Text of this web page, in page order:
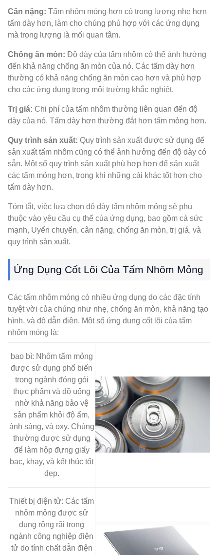
Cân nặng: Tấm nhôm mỏng hơn có trọng lượng nhẹ hơn
tấm dày hơn, làm cho chúng phù hợp với các ứng dụng
mà trọng lượng là mối quan tâm.
Chống ăn mòn: Độ dày của tấm nhôm có thể ảnh hưởng
đến khả năng chống ăn mòn của nó. Các tấm dày hơn
thường có khả năng chống ăn mòn cao hơn và phù hợp
cho các ứng dụng trong môi trường khắc nghiệt.
Trị giá: Chi phí của tấm nhôm thường liên quan đến độ
dày của nó. Tấm dày hơn thường đắt hơn tấm mỏng hơn.
Quy trình sản xuất: Quy trình sản xuất được sử dụng để
sản xuất tấm nhôm cũng có thể ảnh hưởng đến độ dày có
sẵn. Một số quy trình sản xuất phù hợp hơn để sản xuất
các tấm mỏng hơn, trong khi những cái khác tốt hơn cho
tấm dày hơn.
Tóm tắt, việc lựa chọn độ dày tấm nhôm mỏng sẽ phụ
thuộc vào yêu cầu cụ thể của ứng dụng, bao gồm cả sức
mạnh, Uyển chuyển, cân nặng, chống ăn mòn, trị giá, và
quy trình sản xuất.
Ứng Dụng Cốt Lõi Của Tấm Nhôm Mỏng
Các tấm nhôm mỏng có nhiều ứng dụng do các đặc tính
tuyệt vời của chúng như nhẹ, chống ăn mòn, khả năng tạo
hình, và độ dẫn điện. Một số ứng dụng cốt lõi của tấm
nhôm mỏng là:
bao bì: Nhôm tấm mỏng
được sử dụng phổ biến
trong ngành đóng gói
thực phẩm và đồ uống
nhờ khả năng bảo vệ
sản phẩm khỏi độ ẩm,
ánh sáng, và oxy. Chúng
thường được sử dụng
để làm hộp đựng giấy
bạc, khay, và kết thúc tốt
đẹp.
Thiết bị điện tử: Các tấm
nhôm mỏng được sử
dụng rộng rãi trong
ngành công nghiệp điện
tử do tính chất dẫn điện